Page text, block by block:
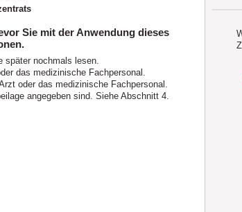
Sie mit der Anwendung dieses
nochmals lesen.
das medizinische Fachpersonal.
oder das medizinische Fachpersonal.
angegeben sind. Siehe Abschnitt 4.